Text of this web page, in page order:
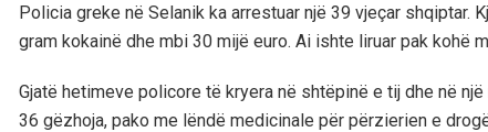
Policia greke në Selanik ka arrestuar një 39 vjeçar
gram kokainë dhe mbi 30 mijë euro. Ai ishte liruar pak kohë
Gjatë hetimeve policore të kryera në shtëpinë e tij dhe në
36 gëzhoja, pako me lëndë medicinale për përzierien e